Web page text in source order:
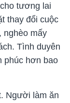
tương lai
thay đổi cuộc
nghèo mấy
Tình duyên
phúc hơn bao
Người làm ăn